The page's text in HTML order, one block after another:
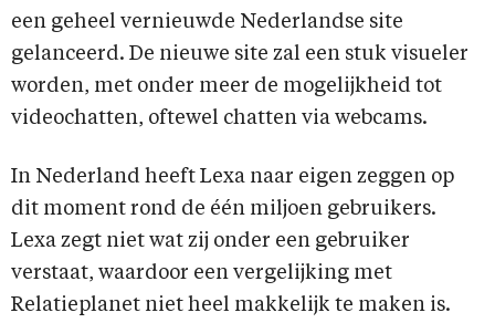
een geheel vernieuwde Nederlandse site
gelanceerd. De nieuwe site zal een stuk visueler
worden, met onder meer de mogelijkheid tot
videochatten, oftewel chatten via webcams.
In Nederland heeft Lexa naar eigen zeggen op
dit moment rond de één miljoen gebruikers.
Lexa zegt niet wat zij onder een gebruiker
verstaat, waardoor een vergelijking met
Relatieplanet niet heel makkelijk te maken is.